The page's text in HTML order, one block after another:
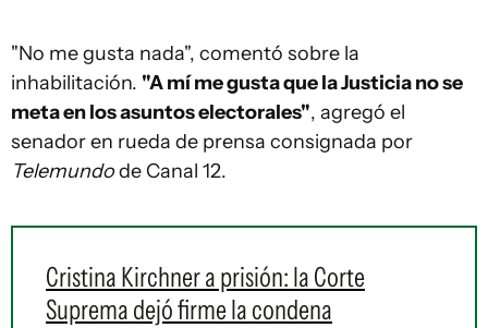
"No me gusta nada", comentó sobre la
inhabilitación. "A mí me gusta que la Justicia no se
meta en los asuntos electorales", agregó el
senador en rueda de prensa consignada por
Telemundode Canal 12.
Cristina Kirchner a prisión: la Corte
Suprema dejó firme la condena